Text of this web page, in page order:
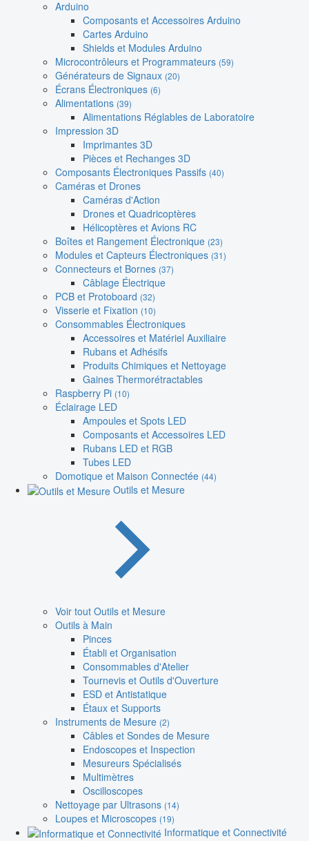
Arduino
Composants et Accessoires Arduino
Cartes Arduino
Shields et Modules Arduino
Microcontrôleurs et Programmateurs (59)
Générateurs de Signaux (20)
Écrans Électroniques (6)
Alimentations (39)
Alimentations Réglables de Laboratoire
Impression 3D
Imprimantes 3D
Pièces et Rechanges 3D
Composants Électroniques Passifs (40)
Caméras et Drones
Caméras d'Action
Drones et Quadricoptères
Hélicoptères et Avions RC
Boîtes et Rangement Électronique (23)
Modules et Capteurs Électroniques (31)
Connecteurs et Bornes (37)
Câblage Électrique
PCB et Protoboard (32)
Visserie et Fixation (10)
Consommables Électroniques
Accessoires et Matériel Auxiliaire
Rubans et Adhésifs
Produits Chimiques et Nettoyage
Gaines Thermorétractables
Raspberry Pi (10)
Éclairage LED
Ampoules et Spots LED
Composants et Accessoires LED
Rubans LED et RGB
Tubes LED
Domotique et Maison Connectée (44)
Outils et Mesure
Voir tout Outils et Mesure
Outils à Main
Pinces
Établi et Organisation
Consommables d'Atelier
Tournevis et Outils d'Ouverture
ESD et Antistatique
Étaux et Supports
Instruments de Mesure (2)
Câbles et Sondes de Mesure
Endoscopes et Inspection
Mesureurs Spécialisés
Multimètres
Oscilloscopes
Nettoyage par Ultrasons (14)
Loupes et Microscopes (19)
Informatique et Connectivité